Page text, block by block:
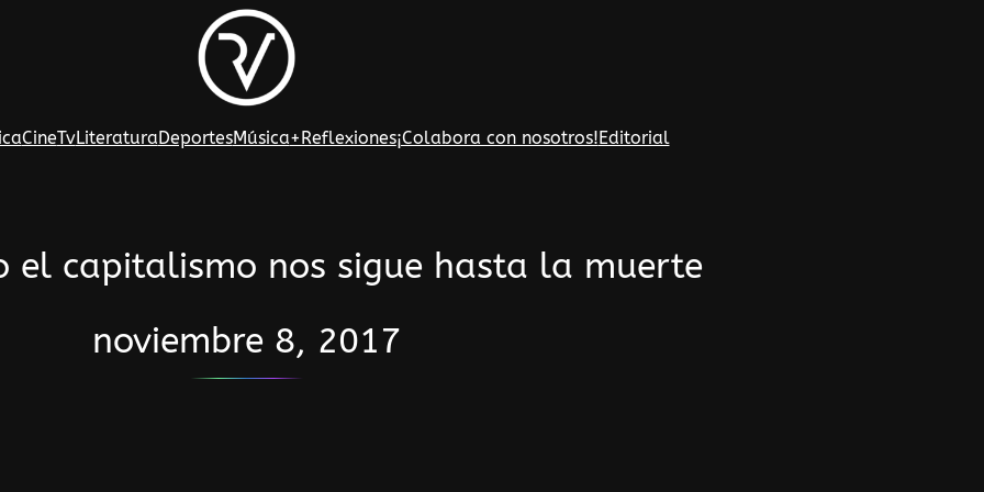
CineTvLiteraturaDeportesMúsica+Reflexiones¡Colabora con nosotros!Editorial
el capitalismo nos sigue hasta la muerte
noviembre 8, 2017